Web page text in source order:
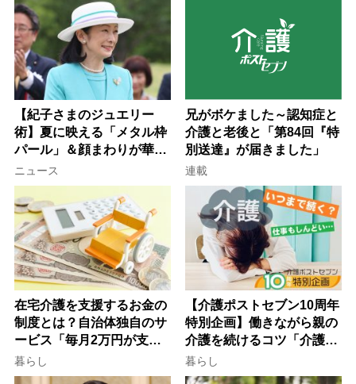
【紀子さまのジュエリー
術】夏に映える「メタル枠
パール」＆顔まわりが華や
ぐ「揺れる一粒」の使い分
け方
ニュース
兄がボケました～認知症と
介護と老後と「第84回『特
別送達』が届きました」
連載
在宅介護を支援するお金の
制度とは？自治体独自のサ
ービス「毎月2万円が支給
される」ケースも【FP解
説】
暮らし
【介護ポストセブン10周年
特別企画】働きながら親の
介護を続けるコツ「介護は
10年以上続くことも…3つ
のフェーズに分けて考えて
暮らし